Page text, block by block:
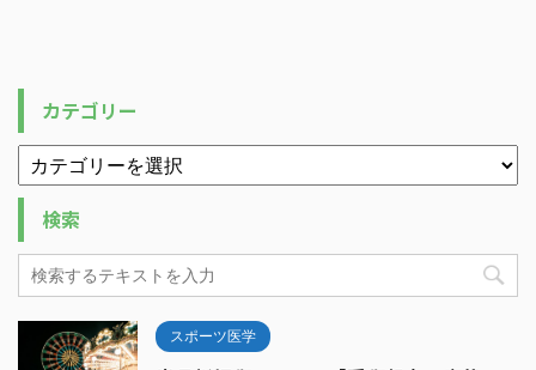
カテゴリー
検索
スポーツ医学